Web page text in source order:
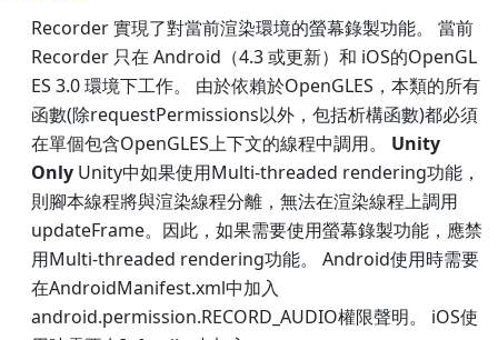
Recorder 實現了對當前渲染環境的螢幕錄製功能。 當前
Recorder 只在 Android（4.3 或更新）和 iOS的OpenGL
ES 3.0 環境下工作。 由於依賴於OpenGLES，本類的所有
函數(除requestPermissions以外，包括析構函數)都必須
在單個包含OpenGLES上下文的線程中調用。 Unity
Only Unity中如果使用Multi-threaded rendering功能，
則腳本線程將與渲染線程分離，無法在渲染線程上調用
updateFrame。因此，如果需要使用螢幕錄製功能，應禁
用Multi-threaded rendering功能。 Android使用時需要
在AndroidManifest.xml中加入
android.permission.RECORD_AUDIO權限聲明。 iOS使